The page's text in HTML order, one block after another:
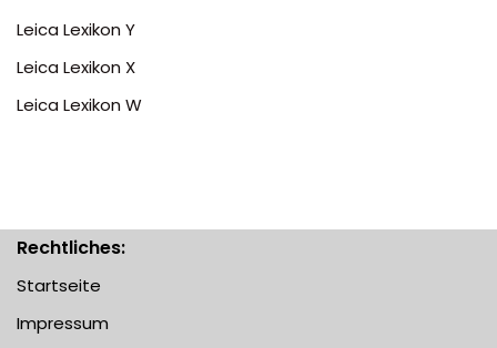
Leica Lexikon Y
Leica Lexikon X
Leica Lexikon W
Rechtliches:
Startseite
Impressum